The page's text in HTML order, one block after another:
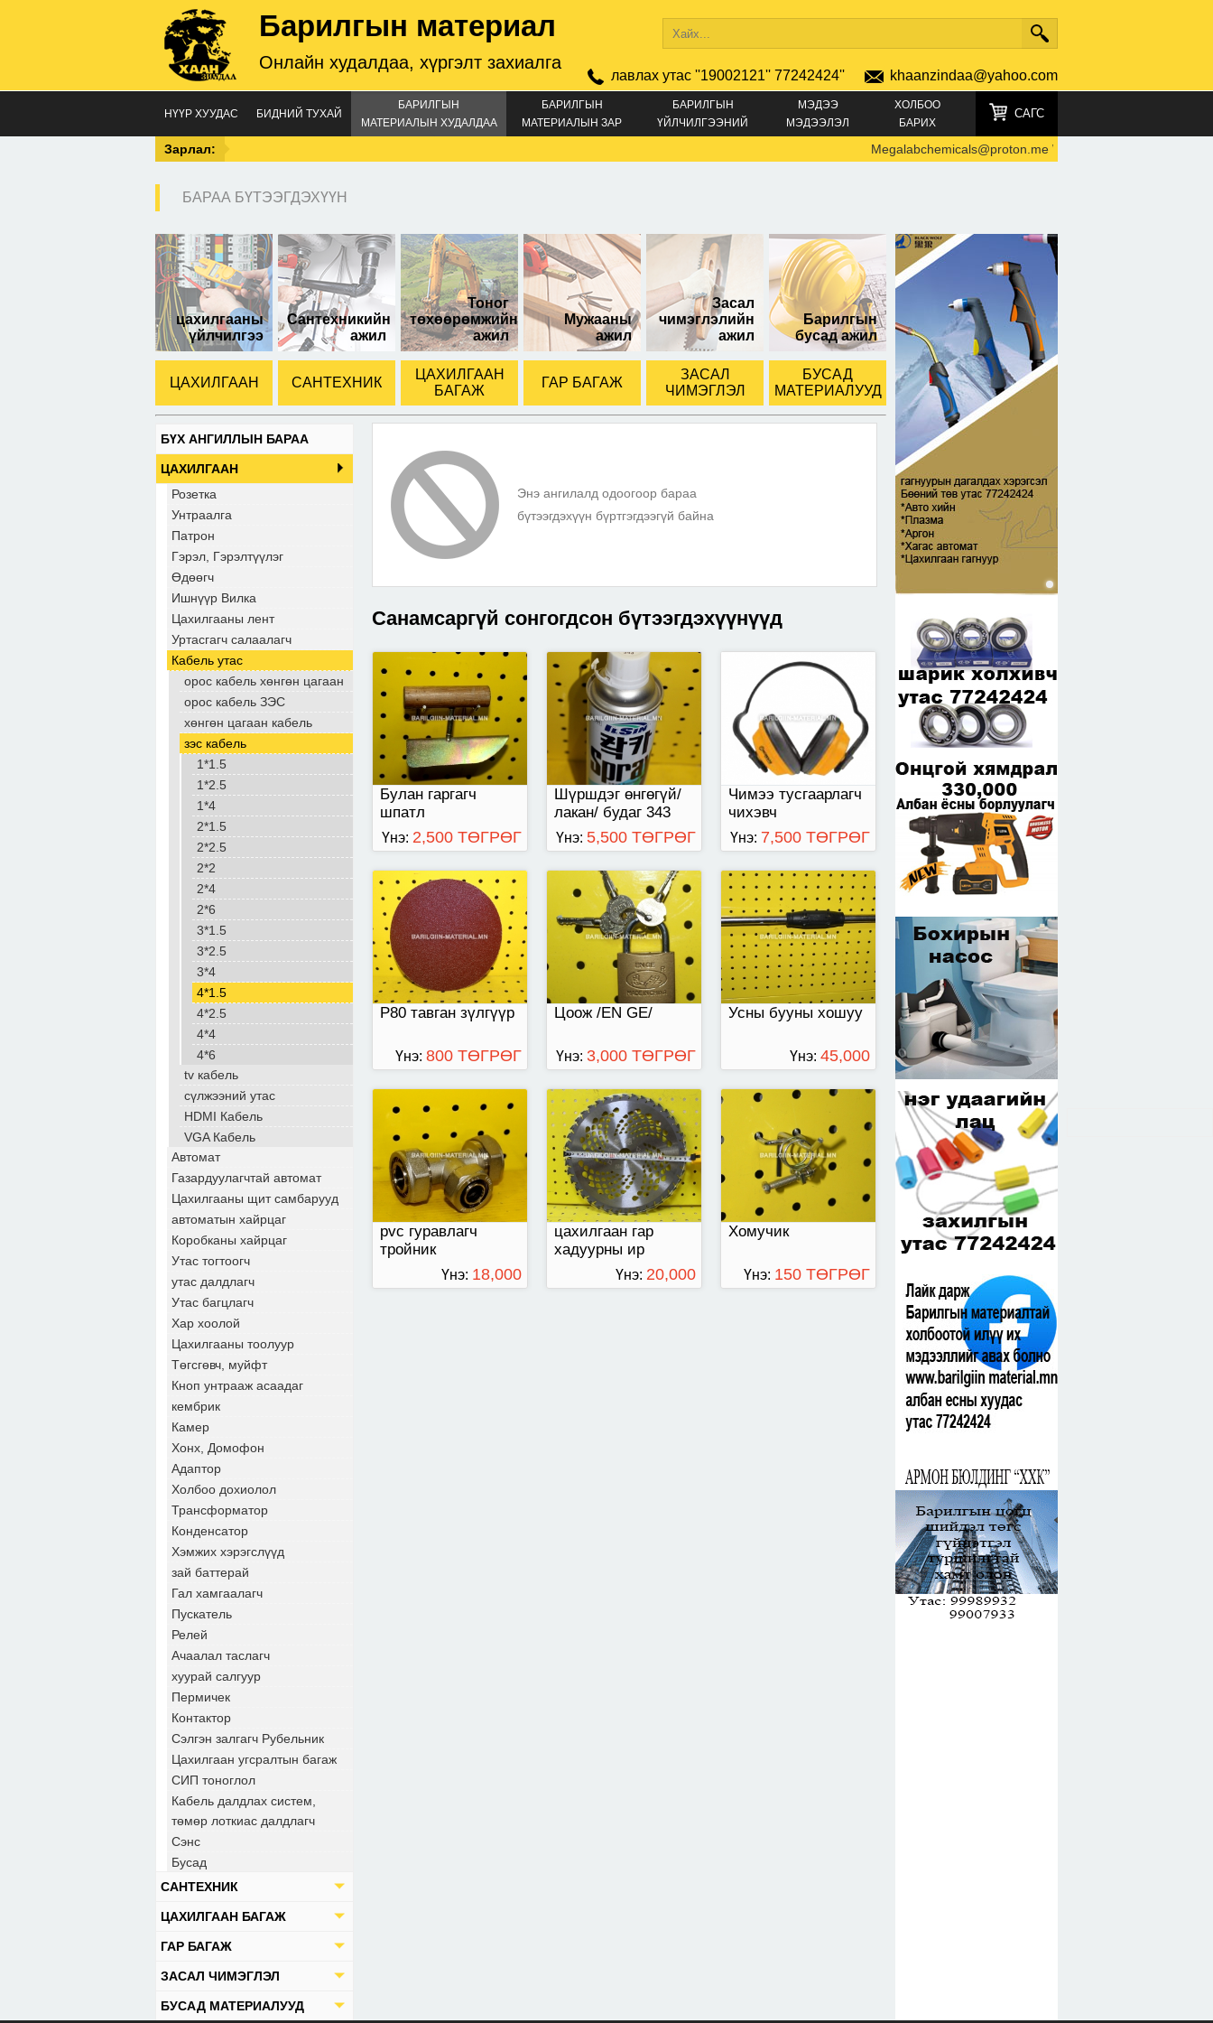
Барилгын материал
Онлайн худалдаа, хүргэлт захиалга
лавлах утас ''19002121'' 77242424'' khaanzindaa@yahoo.com
НҮҮР ХУУДАС БИДНИЙ ТУХАЙ
БАРИЛГЫН
МАТЕРИАЛЫН ХУДАЛДАА
БАРИЛГЫН
МАТЕРИАЛЫН ЗАР
БАРИЛГЫН
ҮЙЛЧИЛГЭЭНИЙ
МЭДЭЭ
МЭДЭЭЛЭЛ
ХОЛБОО
БАРИХ
САГС
Зарлал: Megalabchemicals@proton.me Where to buy GBL online
БАРАА БҮТЭЭГДЭХҮҮН
цахилгааны
үйлчилгээ
Сантехникийн
ажил
Тоног
төхөөрөмжийн
ажил
Мужааны
ажил
Засал
чимэглэлийн
ажил
Барилгын
бусад ажил
ЦАХИЛГААН САНТЕХНИК
ЦАХИЛГААН
БАГАЖ
ГАР БАГАЖ
ЗАСАЛ
ЧИМЭГЛЭЛ
БУСАД
МАТЕРИАЛУУД
БҮХ АНГИЛЛЫН БАРАА
ЦАХИЛГААН
Розетка
Унтраалга
Патрон
Гэрэл, Гэрэлтүүлэг
Өдөөгч
Ишнүүр Вилка
Цахилгааны лент
Уртасгагч салаалагч
Кабель утас
орос кабель хөнгөн цагаан
орос кабель ЗЭС
хөнгөн цагаан кабель
зэс кабель
1*1.5
1*2.5
1*4
2*1.5
2*2.5
2*2
2*4
2*6
3*1.5
3*2.5
3*4
4*1.5
4*2.5
4*4
4*6
tv кабель
сүлжээний утас
HDMI Кабель
VGA Кабель
Автомат
Газардуулагчтай автомат
Цахилгааны щит самбарууд
автоматын хайрцаг
Коробканы хайрцаг
Утас тогтоогч
утас далдлагч
Утас багцлагч
Хар хоолой
Цахилгааны тоолуур
Төгсгөвч, муйфт
Кноп унтрааж асаадаг
кембрик
Камер
Хонх, Домофон
Адаптор
Холбоо дохиолол
Трансформатор
Конденсатор
Хэмжих хэрэгслүүд
зай баттерай
Гал хамгаалагч
Пускатель
Релей
Ачаалал таслагч
хуурай салгуур
Пермичек
Контактор
Сэлгэн залгагч Рубельник
Цахилгаан угсралтын багаж
СИП тоноглол
Кабель далдлах систем,
төмөр лоткиас далдлагч
Сэнс
Бусад
САНТЕХНИК
ЦАХИЛГААН БАГАЖ
ГАР БАГАЖ
ЗАСАЛ ЧИМЭГЛЭЛ
БУСАД МАТЕРИАЛУУД
Энэ ангилалд одоогоор бараа
бүтээгдэхүүн бүртгэгдээгүй байна
Санамсаргүй сонгогдсон бүтээгдэхүүнүүд
Булан гаргагч
шпатл
Булан гаргагч шпатл
Үнэ: 2,500 ТӨГРӨГ
Шүршдэг өнгөгүй/
лакан/ будаг 343
Үнэ: 5,500 ТӨГРӨГ
Чимээ тусгаарлагч
чихэвч
Үнэ: 7,500 ТӨГРӨГ
Р80 тавган зүлгүүр
180
Үнэ: 800 ТӨГРӨГ
Цоож /EN GE/
40мм-өргөнтэй
Үнэ: 3,000 ТӨГРӨГ
Усны бууны хошуу
60см урттай
Үнэ: 45,000
ТӨГРӨГ
pvc гуравлагч
тройник
32-той
Үнэ: 18,000
цахилгаан гар
хадуурны ир
цахилгаан гар
хадуурны ир 225x25.
4-40 шүдтэй
Үнэ: 20,000
Хомучик
Диаметр 10-16мм -
тэй
Үнэ: 150 ТӨГРӨГ